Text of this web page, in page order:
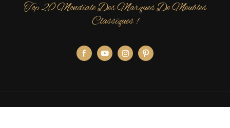
Top 20 Mondiale Des Marques De Meubles
Classiques !